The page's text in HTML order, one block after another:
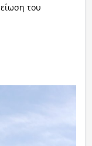
του